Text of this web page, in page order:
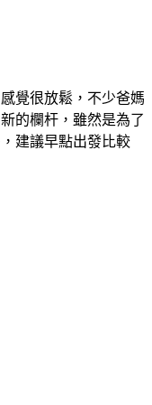
覺很放鬆，不少爸媽
的欄杆，雖然是為了
建議早點出發比較